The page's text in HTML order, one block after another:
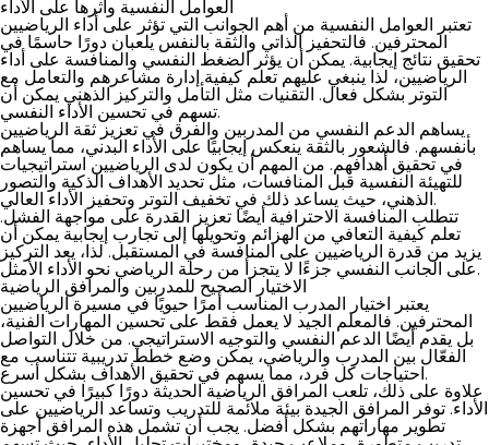
العوامل النفسية وأثرها على الأداء
تعتبر العوامل النفسية من أهم الجوانب التي تؤثر على أداء الرياضيين
المحترفين. فالتحفيز الذاتي والثقة بالنفس يلعبان دورًا حاسمًا في
تحقيق نتائج إيجابية. يمكن أن يؤثر الضغط النفسي والمنافسة على أداء
الرياضيين، لذا ينبغي عليهم تعلم كيفية إدارة مشاعرهم والتعامل مع
التوتر بشكل فعال. التقنيات مثل التأمل والتركيز الذهني يمكن أن
تسهم في تحسين الأداء النفسي.
يساهم الدعم النفسي من المدربين والفرق في تعزيز ثقة الرياضيين
بأنفسهم. فالشعور بالثقة ينعكس إيجابيًا على الأداء البدني، مما يساهم
في تحقيق أهدافهم. من المهم أن يكون لدى الرياضيين استراتيجيات
للتهيئة النفسية قبل المنافسات، مثل تحديد الأهداف الذكية والتصور
الذهني، حيث يساعد ذلك في تخفيف التوتر وتحفيز الأداء العالي.
تتطلب المنافسة الاحترافية أيضًا تعزيز القدرة على مواجهة الفشل.
تعلم كيفية التعافي من الهزائم وتحويلها إلى تجارب إيجابية يمكن أن
يزيد من قدرة الرياضيين على المنافسة في المستقبل. لذا، يعد التركيز
على الجانب النفسي جزءًا لا يتجزأ من رحلة الرياضي نحو الأداء الأمثل.
الاختيار الصحيح للمدربين والمرافق الرياضية
يعتبر اختيار المدرب المناسب أمرًا حيويًا في مسيرة الرياضيين
المحترفين. فالمعلم الجيد لا يعمل فقط على تحسين المهارات الفنية،
بل يقدم أيضًا الدعم النفسي والتوجيه الاستراتيجي. من خلال التواصل
الفعّال بين المدرب والرياضي، يمكن وضع خطط تدريبية تتناسب مع
احتياجات كل فرد، مما يسهم في تحقيق الأهداف بشكل أسرع.
علاوة على ذلك، تلعب المرافق الرياضية الحديثة دورًا كبيرًا في تحسين
الأداء. توفر المرافق الجيدة بيئة ملائمة للتدريب وتساعد الرياضيين على
تطوير مهاراتهم بشكل أفضل. يجب أن تشمل هذه المرافق أجهزة